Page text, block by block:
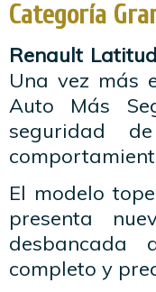
Categoría
Renault
Una vez más
Auto Más
seguridad
El modelo
presenta
desbancada
completo y